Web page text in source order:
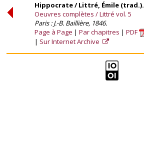
Hippocrate / Littré, Émile (trad.).
Oeuvres complètes / Littré vol. 5
Paris : J.-B. Baillière, 1846.
Page à Page
Par chapitres
PDF
Sur Internet Archive